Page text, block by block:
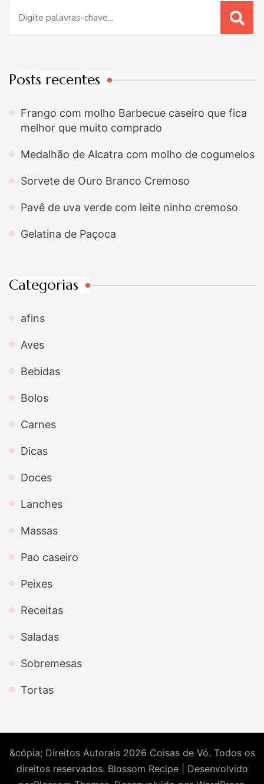
por:
Posts recentes
Frango com molho Barbecue caseiro que fica
melhor que muito comprado
Medalhão de Alcatra com molho de cogumelos
Sorvete de Ouro Branco Cremoso
Pavê de uva verde com leite ninho cremoso
Gelatina de Paçoca
Categorias
afins
Aves
Bebidas
Bolos
Carnes
Dicas
Doces
Lanches
Massas
Pao caseiro
Peixes
Receitas
Saladas
Sobremesas
Tortas
&cópia; Direitos Autorais 2026 Coisas de Vó. Todos os
direitos reservados. Blossom Recipe | Desenvolvido